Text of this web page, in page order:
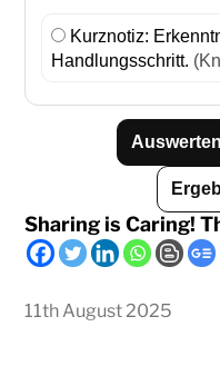
Kurznotiz:
Handlungsschritt.
Auswerten
Sharing is Caring!
11th August 2025